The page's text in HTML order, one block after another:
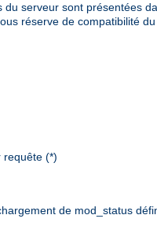
serveur sont présentées
réserve de compatibilité du
requête (*)
de mod_status